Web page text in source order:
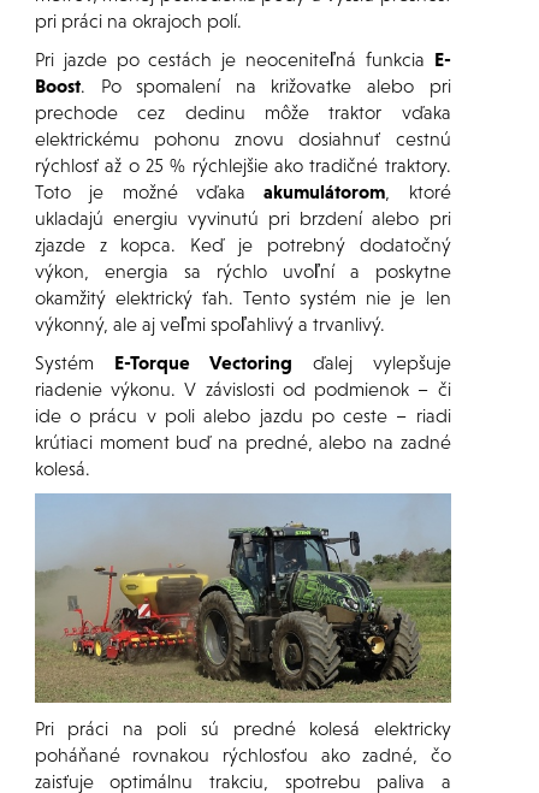
pri práci na okrajoch polí.
Pri jazde po cestách je neoceniteľná funkcia E-
Boost. Po spomalení na križovatke alebo pri
prechode cez dedinu môže traktor vďaka
elektrickému pohonu znovu dosiahnuť cestnú
rýchlosť až o 25 % rýchlejšie ako tradičné traktory.
Toto je možné vďakaakumulátorom , ktoré
ukladajú energiu vyvinutú pri brzdení alebo pri
zjazde z kopca. Keď je potrebný dodatočný
výkon, energia sa rýchlo uvoľní a poskytne
okamžitý elektrický ťah. Tento systém nie je len
výkonný, ale aj veľmi spoľahlivý a trvanlivý.
Systém E-Torque Vectoring ďalej vylepšuje
riadenie výkonu. V závislosti od podmienok – či
ide o prácu v poli alebo jazdu po ceste – riadi
krútiaci moment buď na predné, alebo na zadné
kolesá.
Pri práci na poli sú predné kolesá elektricky
poháňané rovnakou rýchlosťou ako zadné, čo
zaisťuje optimálnu trakciu, spotrebu paliva a